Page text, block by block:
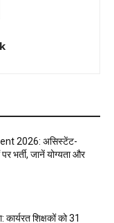
2026: असिस्टेंट-
भर्ती, जानें योग्यता और
कार्यरत शिक्षकों को 31